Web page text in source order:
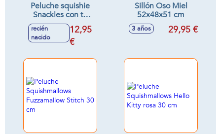
Peluche squishie
Snackles con tu
snack favorito 20
recién
nacido
12,95
€
Sillón Oso Miel
52x48x51 cm
3 años 29,95 €